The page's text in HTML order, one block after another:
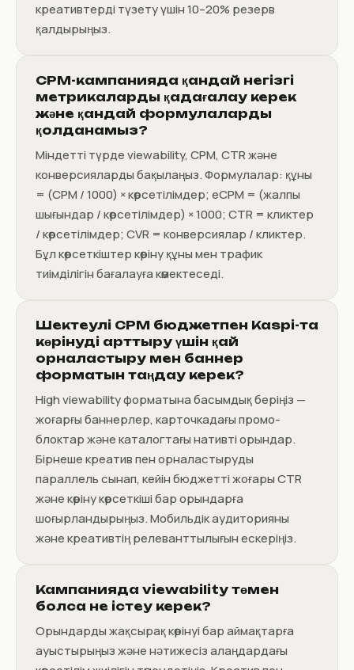
креативтерді түзету үшін 10–20% резерв
қалдырыңыз.
CPM-кампанияда қандай негізгі
метрикаларды қадағалау керек
және қандай формулаларды
қолданамыз?
Міндетті түрде viewability, CPM, CTR және
конверсияларды бақылаңыз. Формулалар: құны
= (CPM / 1000) × көрсетілімдер; eCPM = (жалпы
шығындар / көрсетілімдер) × 1000; CTR = кликтер
/ көрсетілімдер; CVR = конверсиялар / кликтер.
Бұл көрсеткіштер көріну құны мен трафик
тиімділігін бағалауға көмектеседі.
Шектеулі CPM бюджетпен Kaspi-та
көрінуді арттыру үшін қай
орналастыру мен баннер
форматын таңдау керек?
High viewability форматына басымдық беріңіз —
жоғарғы баннерлер, карточкадағы промо-
блоктар және каталогтағы нативті орындар.
Бірнеше креатив пен орналастыруды
параллель сынап, кейін бюджетті жоғары CTR
және көріну көрсеткіші бар орындарға
шоғырландырыңыз. Мобильдік аудиторияны
және креативтің релеванттылығын ескеріңіз.
Кампанияда viewability төмен
болса не істеу керек?
Орындарды жақсырақ көрінуі бар аймақтарға
ауыстырыңыз және нәтижесіз алаңдардағы